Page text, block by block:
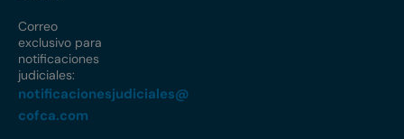
Correo
exclusivo para
notificaciones
judiciales:
notificacionesjudiciales@
cofca.com